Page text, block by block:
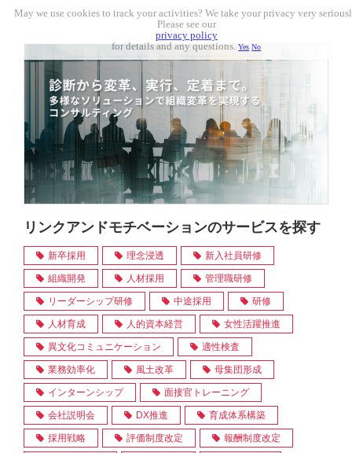
リンクアンドモチベーションのサービスを探す
新卒採用 理念浸透 新入社員研修
組織開発 人材採用 管理職研修
リーダーシップ研修 中途採用 研修
人材育成 人的資本経営 女性活躍推進
異文化コミュニケーション 適性検査
業務効率化 風土改革 母集団形成
インターンシップ 面接官トレーニング
会社説明会 DX推進 育成体系構築
採用戦略 評価制度改定 報酬制度改定
May we use cookies to track your activities? We take your privacy very
Please see our
privacy policy
for details and any questions.Yes No